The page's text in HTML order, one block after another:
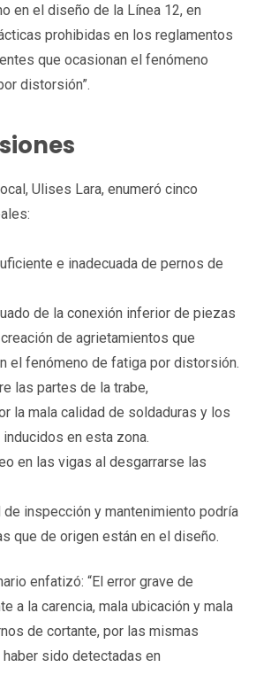
en el diseño de la Línea 12, en
prohibidas en los reglamentos
que ocasionan el fenómeno
distorsión”.
Ulises Lara, enumeró cinco
e inadecuada de pernos de
de la conexión inferior de piezas
de agrietamientos que
el fenómeno de fatiga por distorsión.
las partes de la trabe,
la mala calidad de soldaduras y los
en esta zona.
en las vigas al desgarrarse las
de inspección y mantenimiento podría
que de origen están en el diseño.
enfatizó: “El error grave de
a la carencia, mala ubicación y mala
de cortante, por las mismas
sido detectadas en